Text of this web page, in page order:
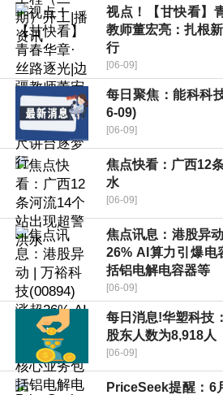
视点！【甘快看】
教师董宏亮：扎根
行
[06-09]
每日聚焦：能科科
6-09)
[06-09]
焦点快看：广西12
水
[06-09]
焦点讯息：港股异
26% AI算力引爆电
括铝电解电容器等
[06-09]
每日消息!华塑科技
股东人数为8,918人
[06-09]
PriceSeek提醒：6